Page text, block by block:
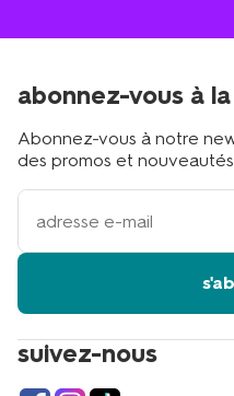
suivez-nous
abonnez-vous à
Abonnez-vous à notre
des promos et
votre
adresse